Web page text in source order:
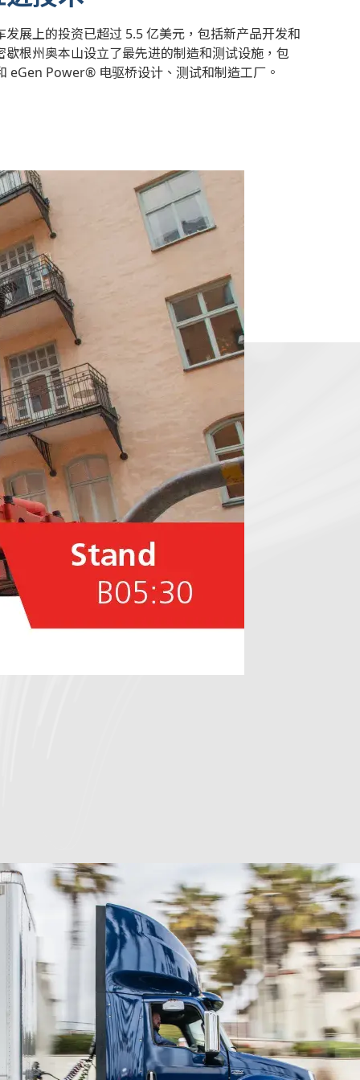
展上的投资已超过 5.5 亿美元，包括新产品开发和
根州奥本山设立了最先进的制造和测试设施，包
eGen Power® 电驱桥设计、测试和制造工厂。